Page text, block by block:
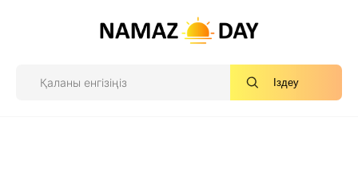
Іздеу